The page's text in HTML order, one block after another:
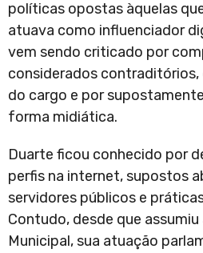
políticas opostas àquelas
atuava como influenciador
vem sendo criticado por
considerados contraditórios,
do cargo e por
forma midiática.
Duarte ficou conhecido por
perfis na internet, supostos
servidores públicos e
Contudo, desde que assumiu
Municipal, sua atuação